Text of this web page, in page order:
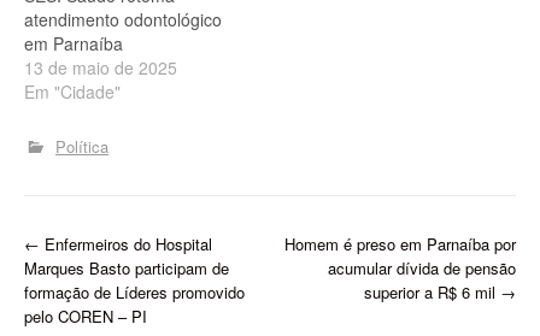
atendimento odontológico
em Parnaíba
13 de maio de 2025
Em "Cidade"
Política
P
o
← Enfermeiros do Hospital
Marques Basto participam de
formação de Líderes promovido
pelo COREN – PI
Homem é preso em Parnaíba por
acumular dívida de pensão
superior a R$ 6 mil →